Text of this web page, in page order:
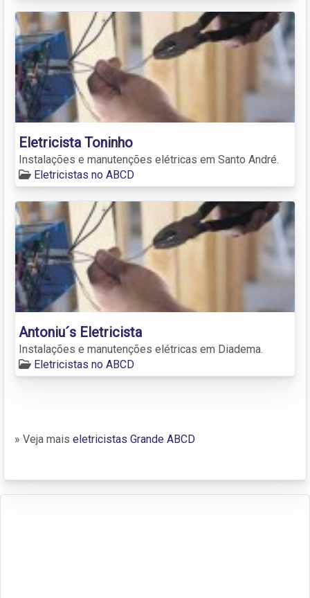
Eletricista Toninho
Instalações e manutenções elétricas em Santo André.
Eletricistas no ABCD
Antoniu´s Eletricista
Instalações e manutenções elétricas em Diadema.
Eletricistas no ABCD
» Veja mais eletricistas Grande ABCD